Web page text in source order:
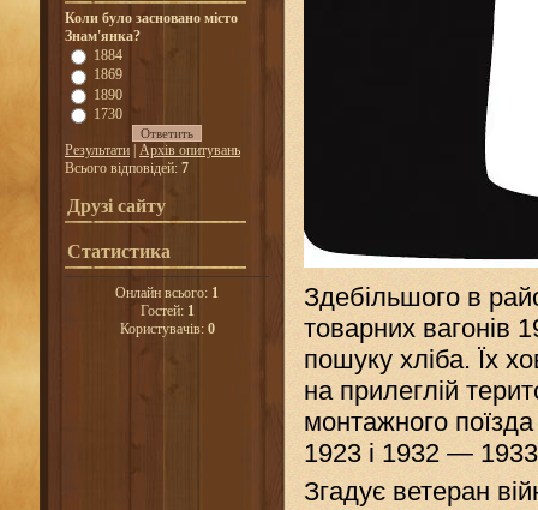
Коли було засновано місто
Знам'янка?
1884
1869
1890
1730
Результати Архів опитувань
Всього відповідей: 7
Друзі сайту
Статистика
Онлайн всього: 1
Гостей: 1
Користувачів: 0
Здебільшого в
товарних вагонів
пошуку хліба. Їх
на прилеглій
монтажного
1923 і 1932 — 1933
Згадує ветеран